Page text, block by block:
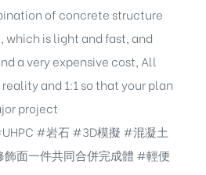
of concrete structure
which is light and fast, and
a very expensive cost, All
and 1:1 so that your plan
project
#岩石#3D模擬 #混凝土
面一件共同合併完成體 #輕便